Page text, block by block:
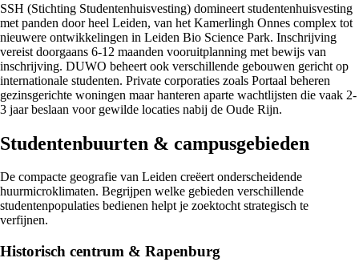
SSH (Stichting Studentenhuisvesting) domineert studentenhuisvesting
met panden door heel Leiden, van het Kamerlingh Onnes complex tot
nieuwere ontwikkelingen in Leiden Bio Science Park. Inschrijving
vereist doorgaans 6-12 maanden vooruitplanning met bewijs van
inschrijving. DUWO beheert ook verschillende gebouwen gericht op
internationale studenten. Private corporaties zoals Portaal beheren
gezinsgerichte woningen maar hanteren aparte wachtlijsten die vaak 2-
3 jaar beslaan voor gewilde locaties nabij de Oude Rijn.
Studentenbuurten & campusgebieden
De compacte geografie van Leiden creëert onderscheidende
huurmicroklimaten. Begrijpen welke gebieden verschillende
studentenpopulaties bedienen helpt je zoektocht strategisch te
verfijnen.
Historisch centrum & Rapenburg